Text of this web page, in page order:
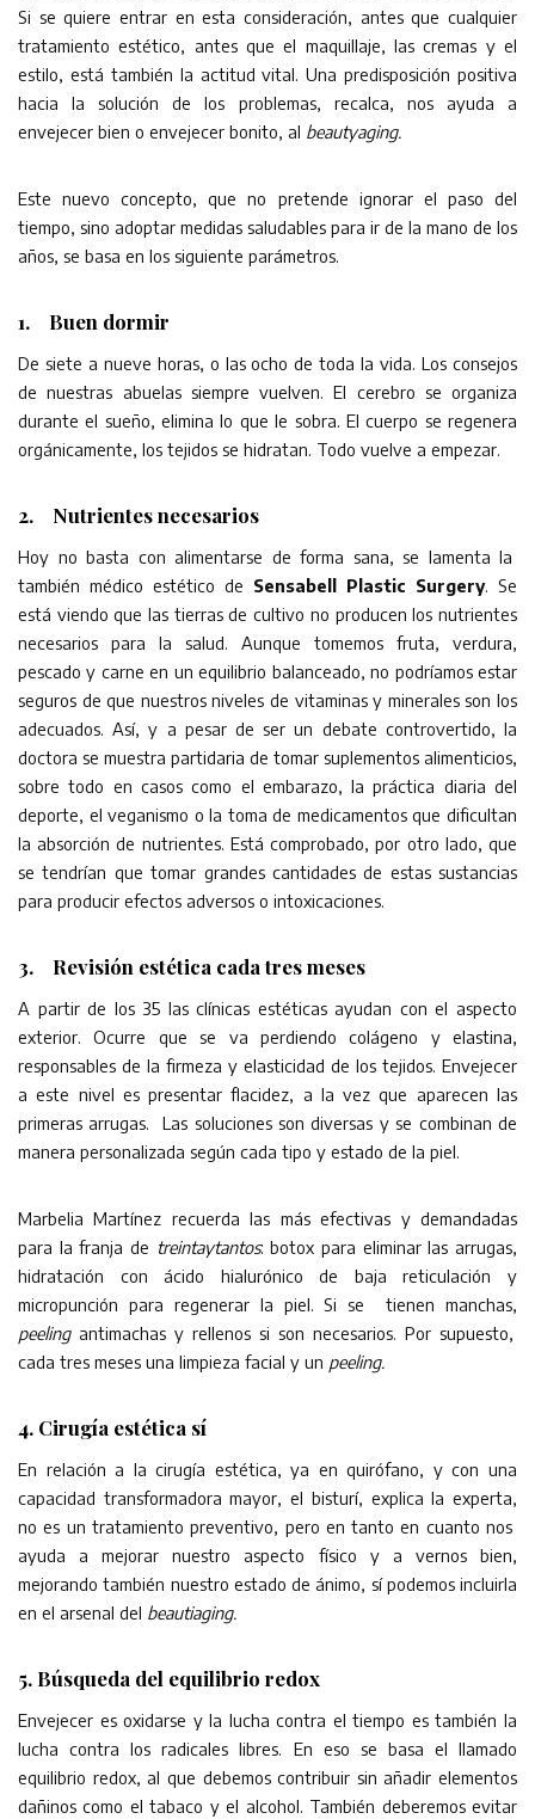
Si se quiere entrar en esta consideración, antes que cualquier
tratamiento estético, antes que el maquillaje, las cremas y el
estilo, está también la actitud vital. Una predisposición positiva
hacia la solución de los problemas, recalca, nos ayuda a
envejecer bien o envejecer bonito, al beautyaging.
Este nuevo concepto, que no pretende ignorar el paso del
tiempo, sino adoptar medidas saludables para ir de la mano de los
años, se basa en los siguiente parámetros.
1. Buen dormir
De siete a nueve horas, o las ocho de toda la vida. Los consejos
de nuestras abuelas siempre vuelven. El cerebro se organiza
durante el sueño, elimina lo que le sobra. El cuerpo se regenera
orgánicamente, los tejidos se hidratan. Todo vuelve a empezar.
2. Nutrientes necesarios
Hoy no basta con alimentarse de forma sana, se lamenta la
también médico estético de Sensabell Plastic Surgery. Se
está viendo que las tierras de cultivo no producen los nutrientes
necesarios para la salud. Aunque tomemos fruta, verdura,
pescado y carne en un equilibrio balanceado, no podríamos estar
seguros de que nuestros niveles de vitaminas y minerales son los
adecuados. Así, y a pesar de ser un debate controvertido, la
doctora se muestra partidaria de tomar suplementos alimenticios,
sobre todo en casos como el embarazo, la práctica diaria del
deporte, el veganismo o la toma de medicamentos que dificultan
la absorción de nutrientes. Está comprobado, por otro lado, que
se tendrían que tomar grandes cantidades de estas sustancias
para producir efectos adversos o intoxicaciones.
3. Revisión estética cada tres meses
A partir de los 35 las clínicas estéticas ayudan con el aspecto
exterior. Ocurre que se va perdiendo colágeno y elastina,
responsables de la firmeza y elasticidad de los tejidos. Envejecer
a este nivel es presentar flacidez, a la vez que aparecen las
primeras arrugas. Las soluciones son diversas y se combinan de
manera personalizada según cada tipo y estado de la piel.
Marbelia Martínez recuerda las más efectivas y demandadas
para la franja de treintaytantos: botox para eliminar las arrugas,
hidratación con ácido hialurónico de baja reticulación y
micropunción para regenerar la piel. Si se tienen manchas,
peelingantimachas y rellenos si son necesarios. Por supuesto,
cada tres meses una limpieza facial y un peeling.
4. Cirugía estética sí
En relación a la cirugía estética, ya en quirófano, y con una
capacidad transformadora mayor, el bisturí, explica la experta,
no es un tratamiento preventivo, pero en tanto en cuanto nos
ayuda a mejorar nuestro aspecto físico y a vernos bien,
mejorando también nuestro estado de ánimo, sí podemos incluirla
en el arsenal del beautiaging.
5. Búsqueda del equilibrio redox
Envejecer es oxidarse y la lucha contra el tiempo es también la
lucha contra los radicales libres. En eso se basa el llamado
equilibrio redox, al que debemos contribuir sin añadir elementos
dañinos como el tabaco y el alcohol. También deberemos evitar